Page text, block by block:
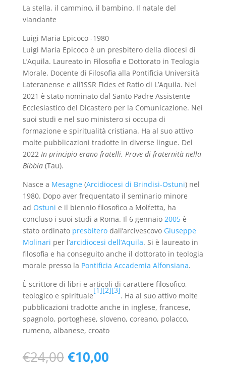
La stella, il cammino, il bambino. Il natale del
viandante
Luigi Maria Epicoco -1980
Luigi Maria Epicoco è un presbitero della diocesi di
L’Aquila. Laureato in Filosofia e Dottorato in Teologia
Morale. Docente di Filosofia alla Pontificia Università
Lateranense e all’ISSR Fides et Ratio di L’Aquila. Nel
2021 è stato nominato dal Santo Padre Assistente
Ecclesiastico del Dicastero per la Comunicazione. Nei
suoi studi e nel suo ministero si occupa di
formazione e spiritualità cristiana. Ha al suo attivo
molte pubblicazioni tradotte in diverse lingue. Del
2022 In principio erano fratelli. Prove di fraternità nella
Bibbia(Tau).
Nasce a Mesagne(Arcidiocesi di Brindisi-Ostuni) nel
1980. Dopo aver frequentato il seminario minore
ad Ostuni e il biennio filosofico a Molfetta, ha
concluso i suoi studi a Roma. Il 6 gennaio 2005è
stato ordinato presbiterodall’arcivescovo Giuseppe
Molinari per l’arcidiocesi dell’Aquila. Si è laureato in
filosofia e ha conseguito anche il dottorato in teologia
morale presso la Pontificia Accademia Alfonsiana.
È scrittore di libri e articoli di carattere filosofico,
teologico e spirituale
[1][2][3]
. Ha al suo attivo molte
pubblicazioni tradotte anche in inglese, francese,
spagnolo, portoghese, sloveno, coreano, polacco,
rumeno, albanese, croato
€24,00 Il
prezzo
€10,00Il